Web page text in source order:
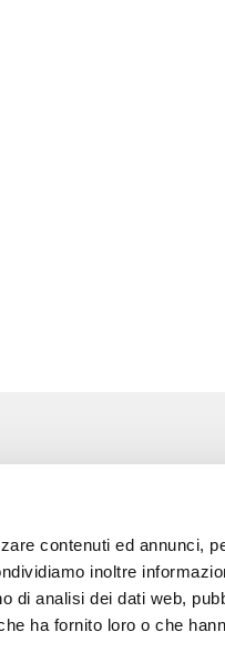
contenuti ed annunci,
inoltre
di analisi dei dati web,
ha fornito loro o che
Wine